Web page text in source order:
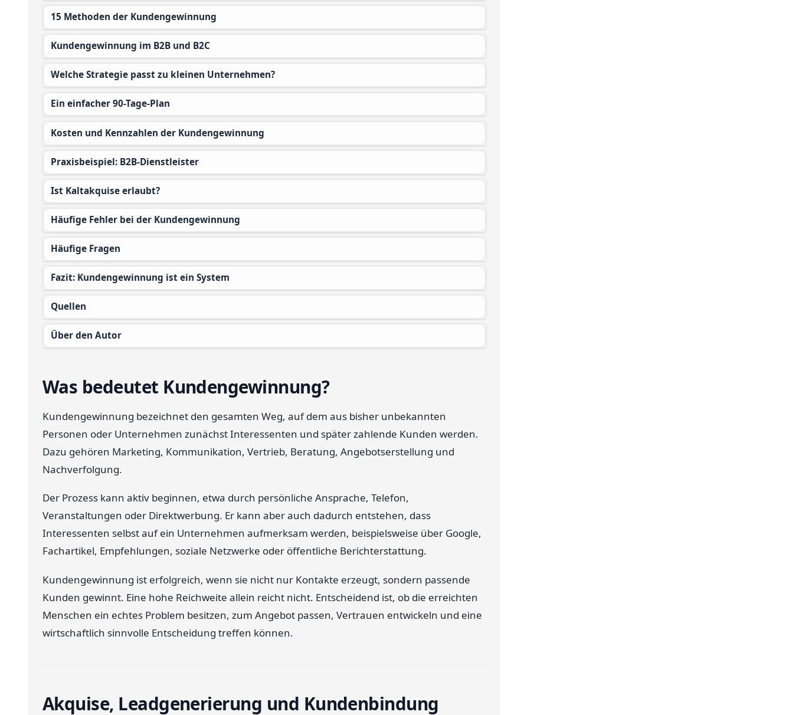
15 Methoden der Kundengewinnung
Kundengewinnung im B2B und B2C
Welche Strategie passt zu kleinen Unternehmen?
Ein einfacher 90-Tage-Plan
Kosten und Kennzahlen der Kundengewinnung
Praxisbeispiel: B2B-Dienstleister
Ist Kaltakquise erlaubt?
Häufige Fehler bei der Kundengewinnung
Häufige Fragen
Fazit: Kundengewinnung ist ein System
Quellen
Über den Autor
Was bedeutet Kundengewinnung?
Kundengewinnung bezeichnet den gesamten Weg, auf dem aus bisher unbekannten
Personen oder Unternehmen zunächst Interessenten und später zahlende Kunden werden.
Dazu gehören Marketing, Kommunikation, Vertrieb, Beratung, Angebotserstellung und
Nachverfolgung.
Der Prozess kann aktiv beginnen, etwa durch persönliche Ansprache, Telefon,
Veranstaltungen oder Direktwerbung. Er kann aber auch dadurch entstehen, dass
Interessenten selbst auf ein Unternehmen aufmerksam werden, beispielsweise über Google,
Fachartikel, Empfehlungen, soziale Netzwerke oder öffentliche Berichterstattung.
Kundengewinnung ist erfolgreich, wenn sie nicht nur Kontakte erzeugt, sondern passende
Kunden gewinnt. Eine hohe Reichweite allein reicht nicht. Entscheidend ist, ob die erreichten
Menschen ein echtes Problem besitzen, zum Angebot passen, Vertrauen entwickeln und eine
wirtschaftlich sinnvolle Entscheidung treffen können.
Akquise, Leadgenerierung und Kundenbindung